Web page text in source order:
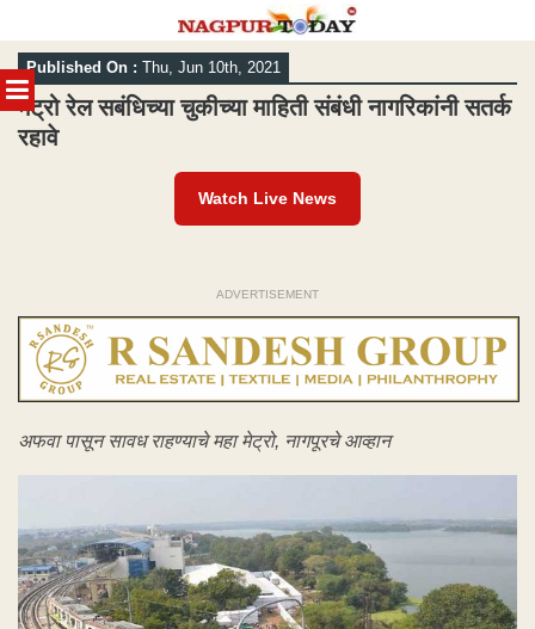
MENU
Skip
to
content
Published On : Thu, Jun 10th, 2021
मेट्रो रेल सबंधिच्या चुकीच्या माहिती संबंधी नागरिकांनी सतर्क
रहावे
Watch Live News
ADVERTISEMENT
अफवा पासून सावध राहण्याचे महा मेट्रो, नागपूरचे आव्हान